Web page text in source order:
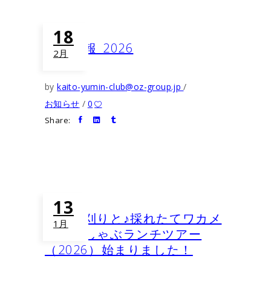
18
2月
採用情報_2026
bykaito-yumin-club@oz-group.jp
お知らせ
0
Share:
13
1月
ワカメ刈りと♪採れたてワカメ
しゃぶしゃぶランチツアー
（2026）始まりました！